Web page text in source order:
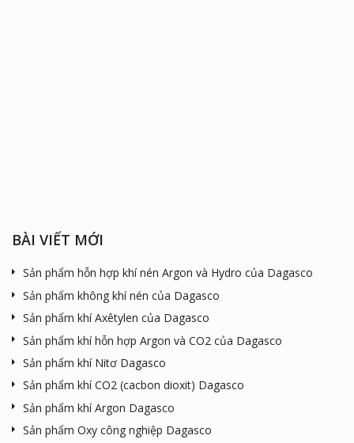
BÀI VIẾT MỚI
Sản phẩm hỗn hợp khí nén Argon và Hydro của Dagasco
Sản phẩm không khí nén của Dagasco
Sản phẩm khí Axêtylen của Dagasco
Sản phẩm khí hỗn hợp Argon và CO2 của Dagasco
Sản phẩm khí Nitơ Dagasco
Sản phẩm khí CO2 (cacbon dioxit) Dagasco
Sản phẩm khí Argon Dagasco
Sản phẩm Oxy công nghiệp Dagasco